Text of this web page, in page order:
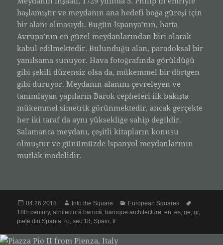
başlamıştır ve meydanın ana hedefi boğa güreşi için
bir alanı olmasıydı. Bugün İspanya’nın, hatta
Avrupa’nın en güzel meydanlarından biri olarak
kabul edilmektedir. Bulunduğu alan, paradoksal bir
yanılsama sunuyor. Hava fotoğrafında görüldüğü
gibi şekili düzensiz olsa da, mükemmel bir dörtgen
gibi duruyor. Meydanın alanını çevreleyen ve
tanımlayan yapıların Barok cepheleri ilk bakışta
mükemmel simetrik görünmektedir, ancak gerçekte
her iki taraf da aynı yüksekliğe sahip değildir.
Salamanca meydanı, çeşitli kitapların konusu
olmuştur ve günümüzde İspanyol meydanlarının
mutlak modelidir.
Posted
on
04.26.2018 Author
Into the Square Categories
European Squares
18th century,arhitectură barocă baroque architecture ,en ,es ,ge ,gr,
piețe din Spania ro ,sec 18 Spain ,tr